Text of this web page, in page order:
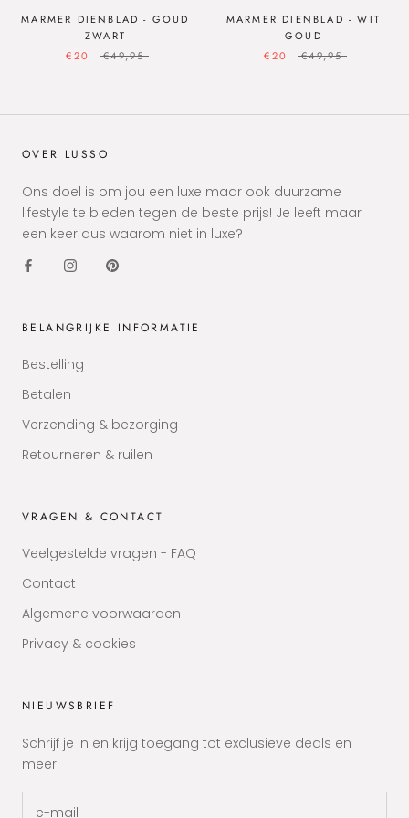
MARMER DIENBLAD - GOUD
ZWART
€20
€49,95
MARMER DIENBLAD - WIT
GOUD
€20
€49,95
OVER LUSSO
Ons doel is om jou een luxe maar ook duurzame
lifestyle te bieden tegen de beste prijs! Je leeft maar
een keer dus waarom niet in luxe?
BELANGRIJKE INFORMATIE
Bestelling
Betalen
Verzending & bezorging
Retourneren & ruilen
VRAGEN & CONTACT
Veelgestelde vragen - FAQ
Contact
Algemene voorwaarden
Privacy & cookies
NIEUWSBRIEF
Schrijf je in en krijg toegang tot exclusieve deals en
meer!